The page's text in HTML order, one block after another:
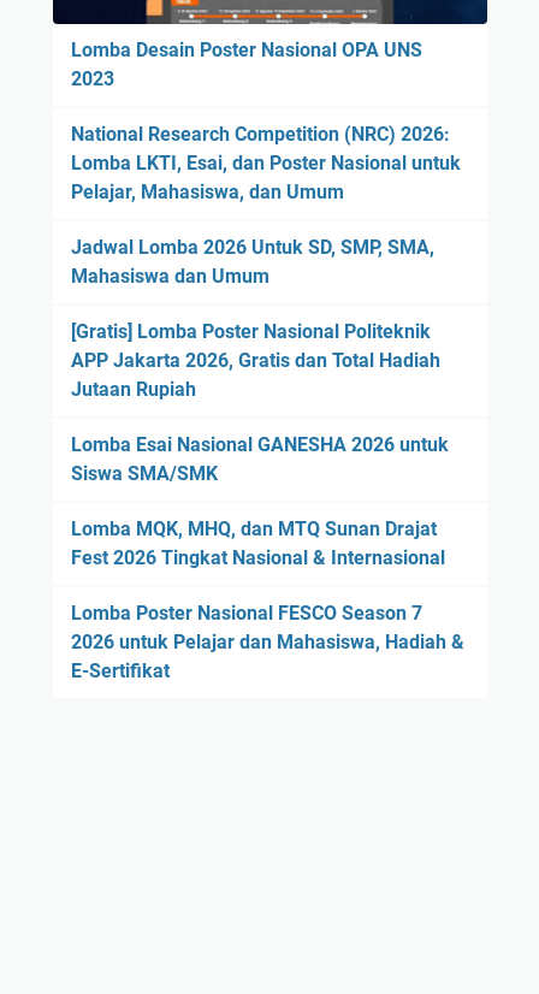
Lomba Desain Poster Nasional OPA UNS
2023
National Research Competition (NRC) 2026:
Lomba LKTI, Esai, dan Poster Nasional untuk
Pelajar, Mahasiswa, dan Umum
Jadwal Lomba 2026 Untuk SD, SMP, SMA,
Mahasiswa dan Umum
[Gratis] Lomba Poster Nasional Politeknik
APP Jakarta 2026, Gratis dan Total Hadiah
Jutaan Rupiah
Lomba Esai Nasional GANESHA 2026 untuk
Siswa SMA/SMK
Lomba MQK, MHQ, dan MTQ Sunan Drajat
Fest 2026 Tingkat Nasional & Internasional
Lomba Poster Nasional FESCO Season 7
2026 untuk Pelajar dan Mahasiswa, Hadiah &
E-Sertifikat